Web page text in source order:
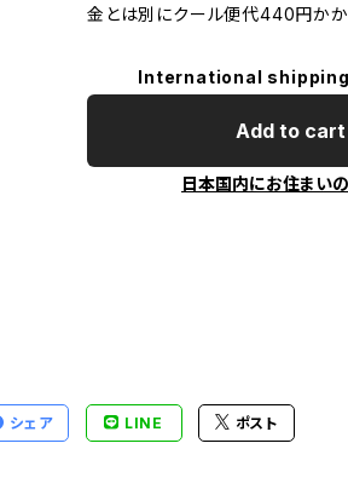
金とは別にクール便代440円かか
International
Add to cart
日本国内にお住まい
シェア LINE ポスト